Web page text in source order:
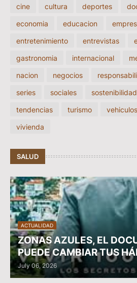
cine
cultura deportes
economia
educacion
entretenimiento
entrevistas
gastronomia
internacional
nacion
negocios
series
sociales sostenibilidad
tendencias
turismo vehiculos
vivienda
SALUD
ACTUALIDAD
ZONAS AZULES, EL
PUEDE CAMBIAR TUS
July 06, 2026